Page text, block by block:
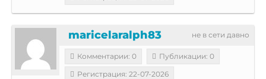
не в сети давно
maricelaralph83
Комментарии: 0
Публикации: 0
Регистрация: 22-07-2026